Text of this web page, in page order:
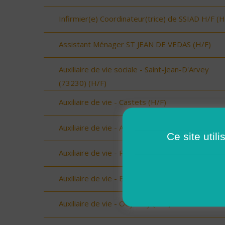
Infirmier(e) Coordinateur(trice) de SSIAD H/F
Assistant Ménager ST JEAN DE VEDAS (H/F)
Auxiliaire de vie sociale - Saint-Jean-D'Arvey
(73230) (H/F)
Auxiliaire de vie - Castets (H/F)
Auxiliaire de vie - Amou (H/F)
Auxiliaire de vie - Peyrehorade (H/F)
Auxiliaire de vie - Biscarrosse (H/F)
Auxiliaire de vie - Oeyreluy (H/F)
Ce site